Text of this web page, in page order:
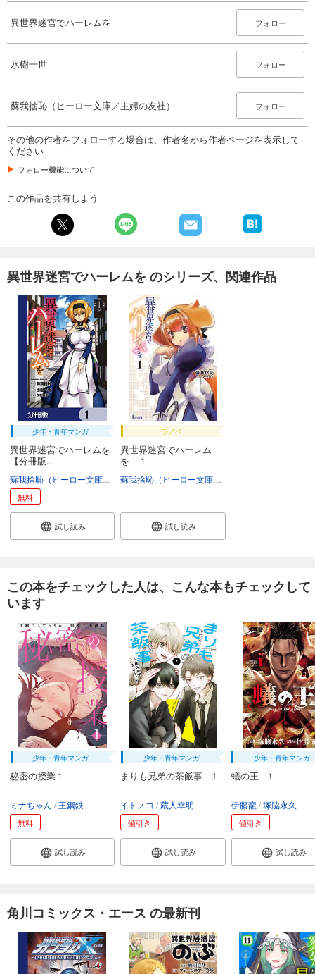
異世界迷宮でハーレムを フォロー
氷樹一世 フォロー
蘇我捨恥（ヒーロー文庫／主婦の友社） フォロー
その他の作者をフォローする場合は、作者名から作者ページを表示して
ください
フォロー機能について
この作品を共有しよう
異世界迷宮でハーレムを のシリーズ、関連作品
少年・青年マンガ
異世界迷宮でハーレムを
【分冊版...
氷樹一世 四季童子
無料
試し読み
ラノベ
異世界迷宮でハーレム
を １
試し読み
この本をチェックした人は、こんな本もチェックして
います
少年・青年マンガ
秘密の授業１
ミナちゃん 王鋼鉄
無料
試し読み
少年・青年マンガ
まりも兄弟の茶飯事 1
イトノコ 蔵人幸明
値引き
試し読み
少年・青年マンガ
蟻の王 1
伊藤龍 塚脇永久
値引き
試し読み
角川コミックス・エース の最新刊